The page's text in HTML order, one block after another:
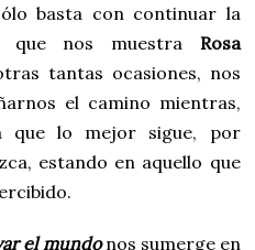
basta con continuar la
que nos muestra Rosa
tantas ocasiones, nos
el camino mientras,
que lo mejor sigue, por
estando en aquello que
el mundonos sumerge en